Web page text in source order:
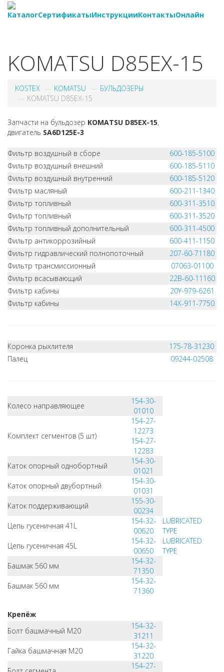
КаталогСертификатыИнструкцииКонтактыОнлайн
KOMATSU D85EX-15
KOSTEX KOMATSU
БУЛЬДОЗЕРЫ
KOMATSU D85EX-15
Запчасти на бульдозер KOMATSU D85EX-15,
двигатель SA6D125E-3
Фильтр воздушный в сборе
600-185-5100
Фильтр воздушный внешний
600-185-5110
Фильтр воздушный внутренний
600-185-5120
Фильтр масляный
600-211-1340
Фильтр топливный
600-311-3510
Фильтр топливный
600-311-3520
Фильтр топливный дополнительный
600-311-4500
Фильтр антикоррозийный
600-411-1150
Фильтр гидравлический полнопоточный
207-60-71180
Фильтр трансмиссионный
07063-01100
Фильтр всасывающий
22B-60-11160
Фильтр кабины
20Y-979-6261
Фильтр кабины
14X-911-7750
Коронка рыхлителя
175-78-31230
Палец
09244-02508
Колесо направляющее
154-30-
01010
Комплект сегментов (5 шт)
154-27-
12273
154-27-
12283
Каток опорный однобортный
154-30-
01021
Каток опорный двубортный
154-30-
01031
Каток поддерживающий
155-30-
00234
Цепь гусеничная 41L
154-32-
00620
LUBRICATED
TYPE
Цепь гусеничная 45L
154-32-
00650
LUBRICATED
TYPE
Башмак 560 мм
154-32-
71350
Башмак 560 мм
154-32-
71360
Крепёж
Болт башмачный M20
154-32-
31211
Гайка башмачная M20
154-32-
31220
154-27-